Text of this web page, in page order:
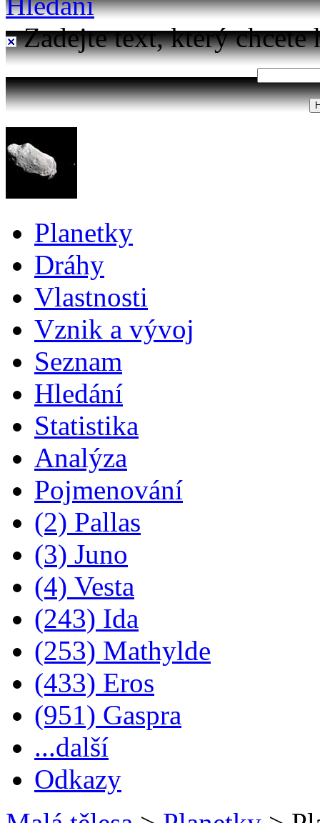
Zadejte text, který chcete
Planetky
Dráhy
Vlastnosti
Vznik a vývoj
Seznam
Hledání
Statistika
Analýza
Pojmenování
(2) Pallas
(3) Juno
(4) Vesta
(243) Ida
(253) Mathylde
(433) Eros
(951) Gaspra
...další
Odkazy